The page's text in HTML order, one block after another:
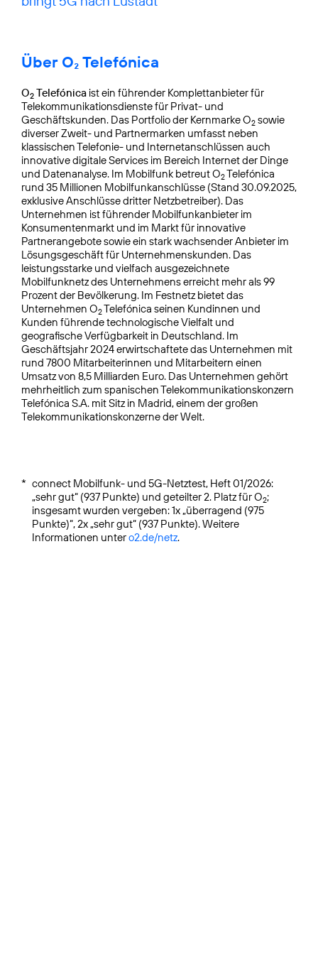
Über O₂ Telefónica
O2 Telefónica ist ein führender Komplettanbieter für
Telekommunikationsdienste für Privat- und
Geschäftskunden. Das Portfolio der Kernmarke O2 sowie
diverser Zweit- und Partnermarken umfasst neben
klassischen Telefonie- und Internetanschlüssen auch
innovative digitale Services im Bereich Internet der Dinge
und Datenanalyse. Im Mobilfunk betreut O2Telefónica
rund 35 Millionen Mobilfunkanschlüsse (Stand 30.09.2025,
exklusive Anschlüsse dritter Netzbetreiber). Das
Unternehmen ist führender Mobilfunkanbieter im
Konsumentenmarkt und im Markt für innovative
Partnerangebote sowie ein stark wachsender Anbieter im
Lösungsgeschäft für Unternehmenskunden. Das
leistungsstarke und vielfach ausgezeichnete
Mobilfunknetz des Unternehmens erreicht mehr als 99
Prozent der Bevölkerung. Im Festnetz bietet das
Unternehmen O2Telefónica seinen Kundinnen und
Kunden führende technologische Vielfalt und
geografische Verfügbarkeit in Deutschland. Im
Geschäftsjahr 2024 erwirtschaftete das Unternehmen mit
rund 7800 Mitarbeiterinnen und Mitarbeitern einen
Umsatz von 8,5 Milliarden Euro. Das Unternehmen gehört
mehrheitlich zum spanischen Telekommunikationskonzern
Telefónica S.A. mit Sitz in Madrid, einem der großen
Telekommunikationskonzerne der Welt.
* connect Mobilfunk- und 5G-Netztest, Heft 01/2026:
„sehr gut“ (937 Punkte) und geteilter 2. Platz für O2;
insgesamt wurden vergeben: 1x „überragend (975
Punkte)“, 2x „sehr gut“ (937 Punkte). Weitere
Informationen untero2.de/netz.